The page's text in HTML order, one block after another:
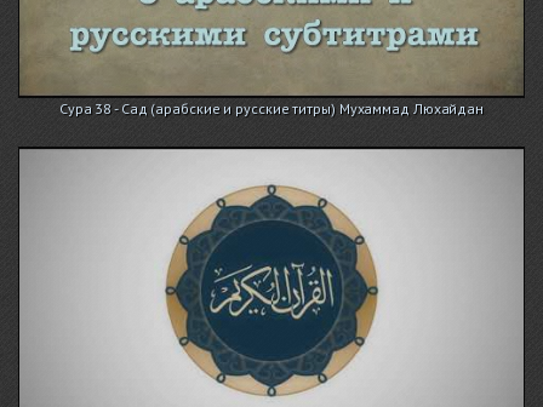
Сура 38 - Сад (арабские и русские титры) Мухаммад Люхайдан